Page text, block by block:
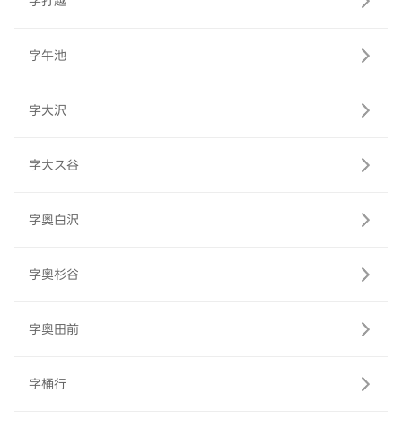
字午池
字大沢
字大ス谷
字奥白沢
字奥杉谷
字奥田前
字桶行